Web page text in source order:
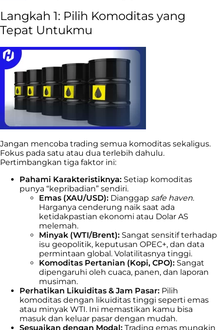
Langkah 1: Pilih Komoditas yang
Tepat Untukmu
Jangan mencoba trading semua komoditas sekaligus.
Fokus pada satu atau dua terlebih dahulu.
Pertimbangkan tiga faktor ini:
Pahami Karakteristiknya: Setiap komoditas
punya “kepribadian” sendiri.
Emas (XAU/USD): Dianggap safe haven.
Harganya cenderung naik saat ada
ketidakpastian ekonomi atau Dolar AS
melemah.
Minyak (WTI/Brent): Sangat sensitif terhadap
isu geopolitik, keputusan OPEC+, dan data
permintaan global. Volatilitasnya tinggi.
Komoditas Pertanian (Kopi, CPO): Sangat
dipengaruhi oleh cuaca, panen, dan laporan
musiman.
Perhatikan Likuiditas & Jam Pasar: Pilih
komoditas dengan likuiditas tinggi seperti emas
atau minyak WTI. Ini memastikan kamu bisa
masuk dan keluar pasar dengan mudah.
Sesuaikan dengan Modal: Trading emas mungkin